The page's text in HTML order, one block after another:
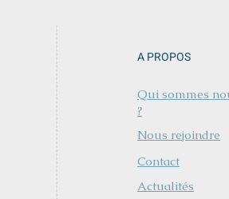
A PROPOS
Qui sommes
?
Nous rejoindre
Contact
Actualités